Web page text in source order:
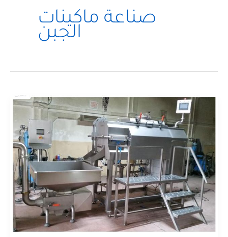
صناعة ماكينات
الجبن